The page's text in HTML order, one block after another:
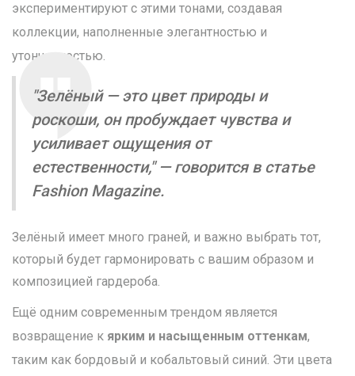
экспериментируют с этими тонами, создавая
коллекции, наполненные элегантностью и
утонченностью.
"Зелёный — это цвет природы и
роскоши, он пробуждает чувства и
усиливает ощущения от
естественности," — говорится в статье
Fashion Magazine.
Зелёный имеет много граней, и важно выбрать тот,
который будет гармонировать с вашим образом и
композицией гардероба.
Ещё одним современным трендом является
возвращение к ярким и насыщенным оттенкам,
таким как бордовый и кобальтовый синий. Эти цвета